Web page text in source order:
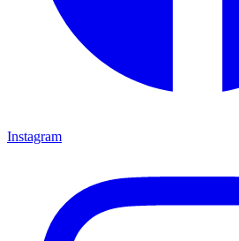
Instagram